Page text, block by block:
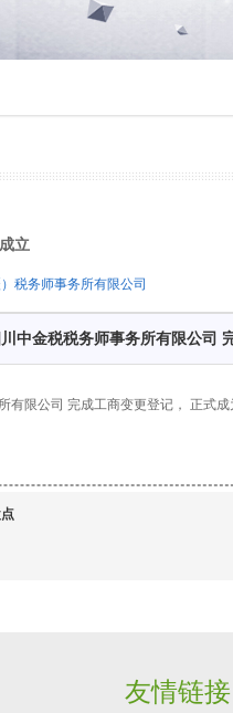
立
税务师事务所有限公司
中金税税务师事务所有限公司
有限公司 完成工商变更登记， 正式
友情链接